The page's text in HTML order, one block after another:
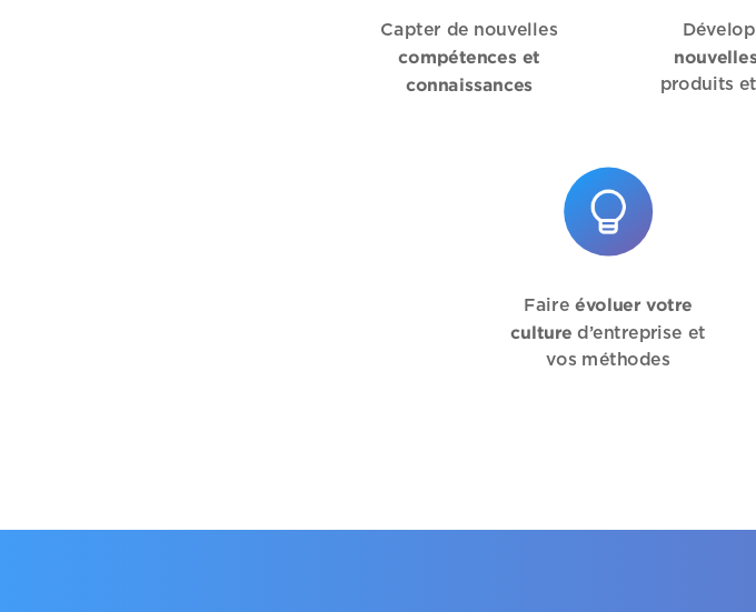
Capter de nouvelles
compétences et
connaissances
produits
Faire évoluer votre
culture d’entreprise et
vos méthodes